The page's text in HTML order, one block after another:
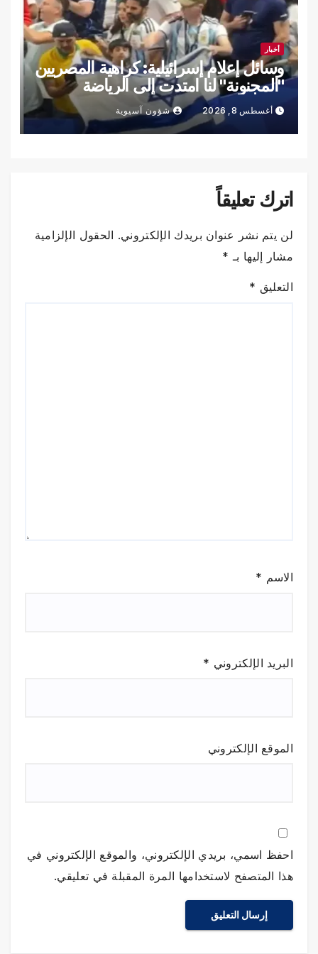
أخبار
وسائل إعلام إسرائيلية: كراهية المصريين
"المجنونة" لنا امتدت إلى الرياضة
أغسطس 8, 2026 شؤون آسيوية
اترك تعليقاً
لن يتم نشر عنوان بريدك الإلكتروني. الحقول الإلزامية
مشار إليها بـ *
التعليق *
الاسم *
البريد الإلكتروني *
الموقع الإلكتروني
احفظ اسمي، بريدي الإلكتروني، والموقع الإلكتروني في
هذا المتصفح لاستخدامها المرة المقبلة في تعليقي.